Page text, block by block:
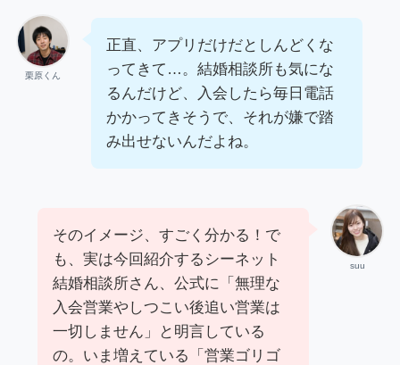
栗原くん
正直、アプリだけだとしんどくな
ってきて…。結婚相談所も気にな
るんだけど、入会したら毎日電話
かかってきそうで、それが嫌で踏
み出せないんだよね。
suu
そのイメージ、すごく分かる！で
も、実は今回紹介するシーネット
結婚相談所さん、公式に「無理な
入会営業やしつこい後追い営業は
一切しません」と明言している
の。いま増えている「営業ゴリゴ